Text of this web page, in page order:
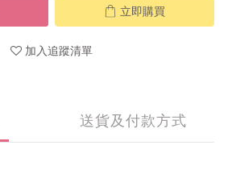
立即購買
加入追蹤清單
送貨及付款方式